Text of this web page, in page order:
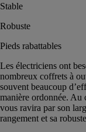
Stable
Robuste
Pieds rabattables
Les électriciens ont
nombreux coffrets à
souvent beaucoup
manière ordonnée.
vous ravira par son
rangement et sa